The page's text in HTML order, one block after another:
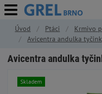
Úvod Ptáci
Krmivo
Avicentra andulka
Avicentra andulka
Skladem